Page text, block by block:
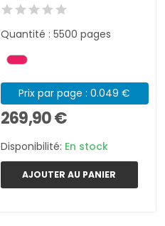
Quantité : 5500 pages
Prix par page : 0.049 €
269,90 €
Disponibilité: En stock
AJOUTER AU PANIER